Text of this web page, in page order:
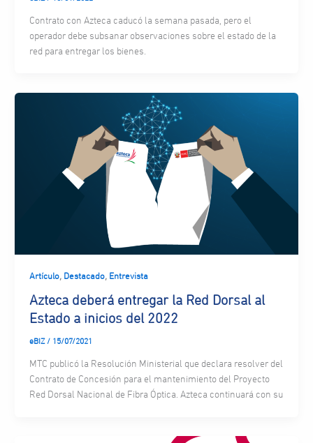
Contrato con Azteca caducó la semana pasada, pero el
operador debe subsanar observaciones sobre el estado de la
red para entregar los bienes.
Artículo, Destacado, Entrevista
Azteca deberá entregar la Red Dorsal al
Estado a inicios del 2022
eBIZ / 15/07/2021
MTC publicó la Resolución Ministerial que declara resolver del
Contrato de Concesión para el mantenimiento del Proyecto
Red Dorsal Nacional de Fibra Óptica. Azteca continuará con su